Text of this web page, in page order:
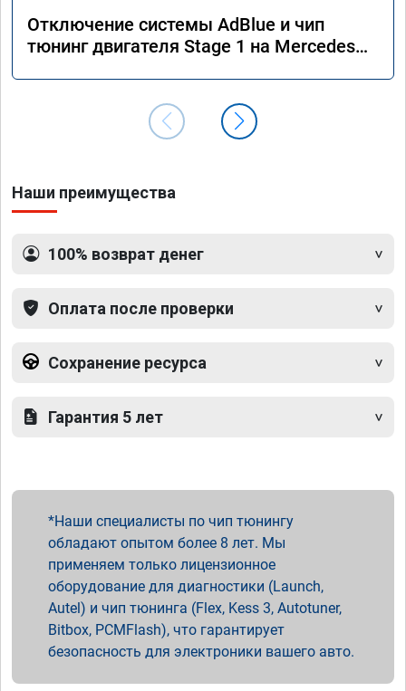
Отключение системы AdBlue и чип
тюнинг двигателя Stage 1 на Mercedes
Наши преимущества
100% возврат денег
Оплата после проверки
Сохранение ресурса
Гарантия 5 лет
Наши специалисты по чип тюнингу
обладают опытом более 8 лет. Мы
применяем только лицензионное
оборудование для диагностики (Launch,
Autel) и чип тюнинга (Flex, Kess 3, Autotuner,
Bitbox, PCMFlash), что гарантирует
безопасность для электроники вашего авто.